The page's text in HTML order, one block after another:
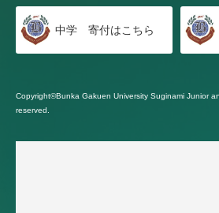
中学 寄付はこちら
Copyright©Bunka Gakuen University Suginami Junior
reserved.